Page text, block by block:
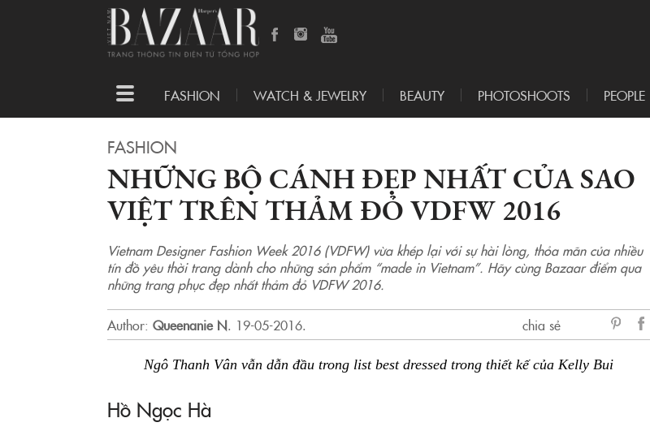
Toggle
navigation
FASHION WATCH & JEWELRY BEAUTY PHOTOSHOOTS PEOPLE
FASHION
NHỮNG BỘ CÁNH ĐẸP NHẤT CỦA SAO
VIỆT TRÊN THẢM ĐỎ VDFW 2016
Vietnam Designer Fashion Week 2016 (VDFW) vừa khép lại với sự hài lòng, thỏa mãn của nhiều
tín đồ yêu thời trang dành cho những sản phẩm “made in Vietnam”. Hãy cùng Bazaar điểm qua
những trang phục đẹp nhất thảm đỏ VDFW 2016.
Author: Queenanie N. 19-05-2016.
chia sẻ
Ngô Thanh Vân vẫn dẫn đầu trong list best dressed trong thiết kế của Kelly Bui
Hồ Ngọc Hà